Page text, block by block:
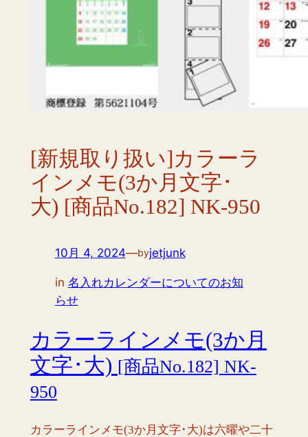
[新規取り扱い]カラーラ
インメモ(3か月文字･
大) [商品No.182] NK-950
10月 4, 2024—byjetjunk
in 名入れカレンダーについてのお知
らせ
カラーラインメモ(3か月
文字･大) [商品No.182] NK-
950
カラーラインメモ(3か月文字･大)は六曜や二十